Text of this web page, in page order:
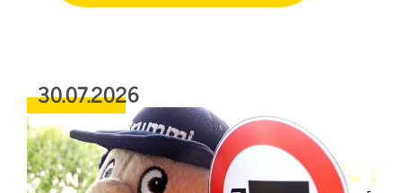
30.07.2026